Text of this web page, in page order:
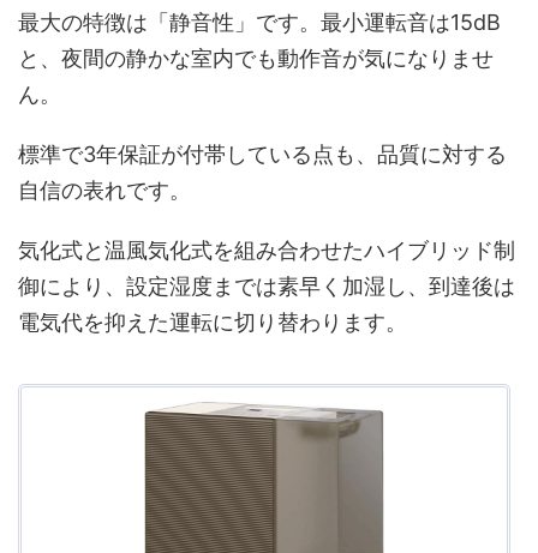
最大の特徴は「静音性」です。最小運転音は15dB
と、夜間の静かな室内でも動作音が気になりませ
ん。
標準で3年保証が付帯している点も、品質に対する
自信の表れです。
気化式と温風気化式を組み合わせたハイブリッド制
御により、設定湿度までは素早く加湿し、到達後は
電気代を抑えた運転に切り替わります。